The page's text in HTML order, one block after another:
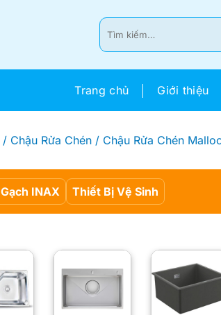
Tìm
kiếm:
Trang chủ Giới thiệu
/ Chậu Rửa Chén / Chậu Rửa Chén
Gạch INAX Thiết Bị Vệ Sinh